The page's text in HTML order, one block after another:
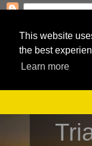
This website
the best
Learn more